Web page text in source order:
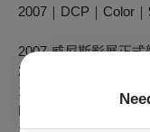
2007｜DCP｜Color
2007 威尼斯影展正
2007 多倫多影展
1997 香港電影金像獎
Film Awards